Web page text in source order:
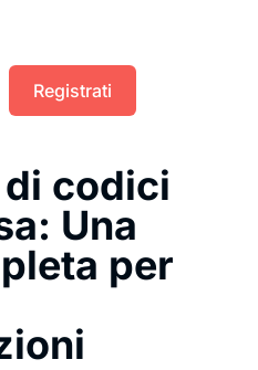
Registrati
codici
Una
per